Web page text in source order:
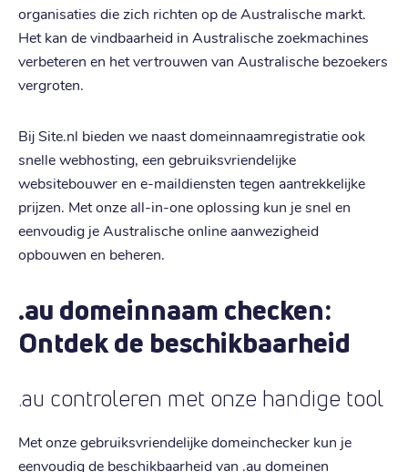
organisaties die zich richten op de Australische markt.
Het kan de vindbaarheid in Australische zoekmachines
verbeteren en het vertrouwen van Australische bezoekers
vergroten.
Bij Site.nl bieden we naast domeinnaamregistratie ook
snelle webhosting, een gebruiksvriendelijke
websitebouwer en e-maildiensten tegen aantrekkelijke
prijzen. Met onze all-in-one oplossing kun je snel en
eenvoudig je Australische online aanwezigheid
opbouwen en beheren.
.au domeinnaam checken:
Ontdek de beschikbaarheid
.au controleren met onze handige tool
Met onze gebruiksvriendelijke domeinchecker kun je
eenvoudig de beschikbaarheid van .au domeinen